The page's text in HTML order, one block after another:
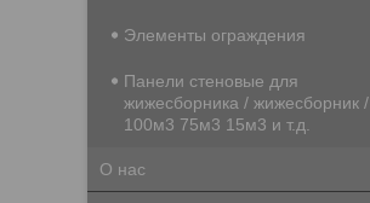
Элементы ограждения
Панели стеновые для
жижесборника / жижесборник /
100м3 75м3 15м3 и т.д.
О нас